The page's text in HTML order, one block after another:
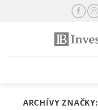
ARCHÍVY ZNAČKY: